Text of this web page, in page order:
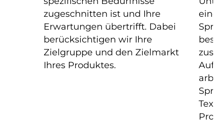
zugeschnitten ist und Ihre
Erwartungen übertrifft. Dabei
berücksichtigen wir Ihre
Zielgruppe und den Zielmarkt
Ihres Produktes.